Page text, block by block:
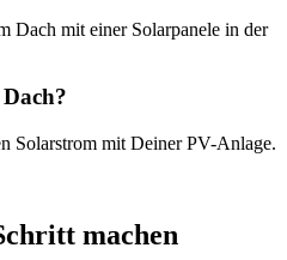
Solarstrom mit Deiner PV-Anlage.
machen